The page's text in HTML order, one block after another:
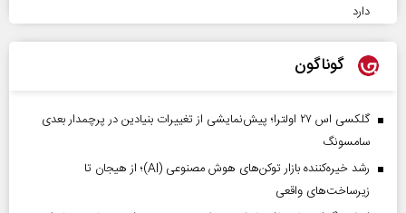
دارد
گوناگون
گلکسی اس ۲۷ اولترا؛ پیش‌نمایشی از تغییرات بنیادین در پرچمدار بعدی
سامسونگ
رشد خیره‌کننده بازار توکن‌های هوش مصنوعی (AI)؛ از هیجان تا
زیرساخت‌های واقعی